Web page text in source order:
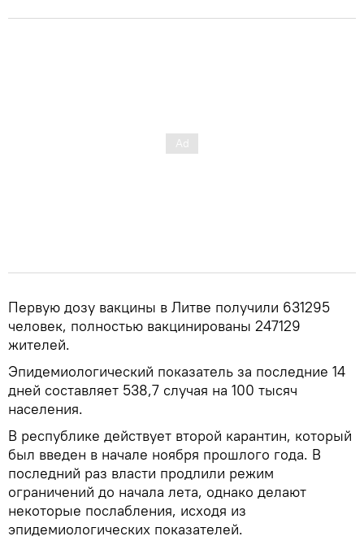
Первую дозу вакцины в Литве получили 631295
человек, полностью вакцинированы 247129
жителей.
Эпидемиологический показатель за последние 14
дней составляет 538,7 случая на 100 тысяч
населения.
В республике действует второй карантин, который
был введен в начале ноября прошлого года. В
последний раз власти продлили режим
ограничений до начала лета, однако делают
некоторые послабления, исходя из
эпидемиологических показателей.